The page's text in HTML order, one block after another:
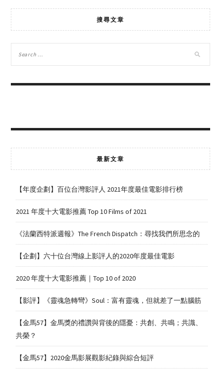
搜尋文章
最新文章
【年度企劃】百位台灣影評人 2021年度最佳電影排行榜
2021 年度十大電影推薦 Top 10 Films of 2021
《法蘭西特派週報》The French Dispatch：尋找我們所思念的
【企劃】六十位台灣線上影評人的2020年度最佳電影
2020 年度十大電影推薦｜Top 10 of 2020
【影評】《靈魂急轉彎》Soul：富有靈魂，但就差了一點腦筋
【金馬57】金馬獎的禮讚與背後的隱憂：共創、共鳴；共識、
共榮？
【金馬57】2020金馬影展觀影紀錄與綜合短評